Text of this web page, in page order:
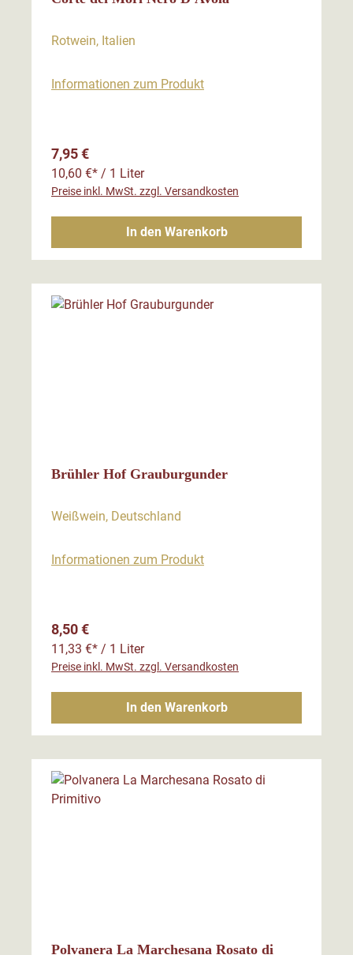
Rotwein, Italien
Informationen zum Produkt
Regulärer Preis:
7,95 €
10,60 €* / 1 Liter
Preise inkl. MwSt. zzgl. Versandkosten
In den Warenkorb
Brühler Hof Grauburgunder
Weißwein, Deutschland
Informationen zum Produkt
Regulärer Preis:
8,50 €
11,33 €* / 1 Liter
Preise inkl. MwSt. zzgl. Versandkosten
In den Warenkorb
Polvanera La Marchesana Rosato di